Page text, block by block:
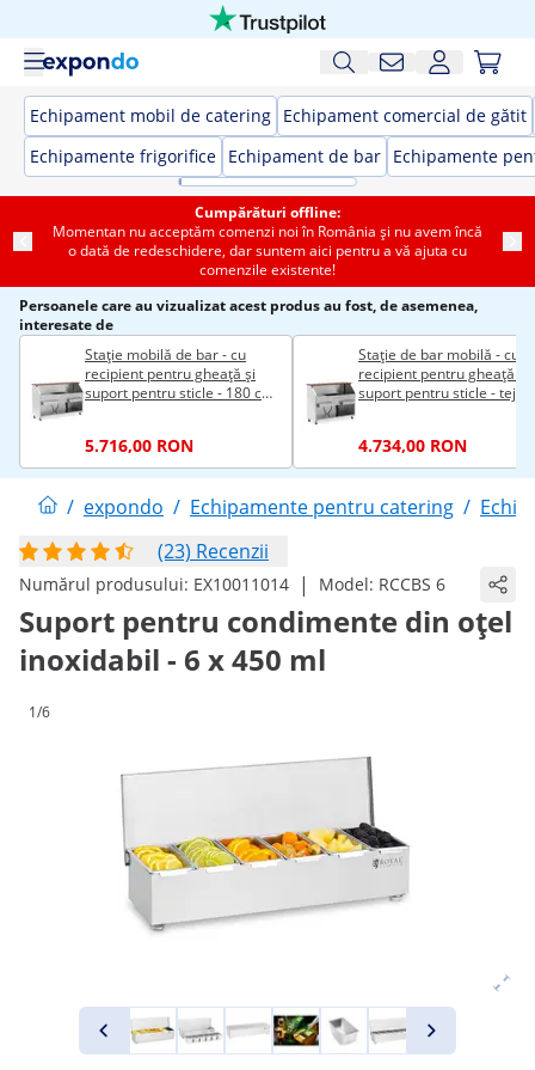
Echipament mobil de catering Echipament comercial de gătit
Echipamente frigorifice Echipament de bar Echipamente
Cumpărături offline:
Momentan nu acceptăm comenzi noi în România și nu avem încă
o dată de redeschidere, dar suntem aici pentru a vă ajuta cu
comenzile existente!
Persoanele care au vizualizat acest produs au fost, de asemenea,
interesate de
Stație mobilă de bar - cu
recipient pentru gheață și
suport pentru sticle - 180 cm
5.716,00 RON
Stație de bar mobilă - cu
recipient pentru gheață și
suport pentru sticle -
4.734,00 RON
/ expondo / Echipamente pentru catering /
(23) Recenzii
Numărul produsului: EX10011014 | Model: RCCBS 6
Suport pentru condimente din oțel
inoxidabil - 6 x 450 ml
1/6